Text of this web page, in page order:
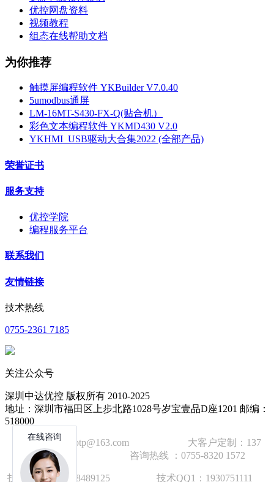
优控网盘资料
视频教程
组态在线帮助文档
为你推荐
触摸屏编程软件 YKBuilder V7.0.40
5umodbus通屏
LM-16MT-S430-FX-Q(贴合机）
彩色文本编程软件 YKMD430 V2.0
YKHMI_USB驱动大合集2022 (全部产品)
荣誉证书
服务支持
优控学院
编程服务平台
联系我们
友情链接
技术热线
0755-2361 7185
关注公众号
深圳中达优控 版权所有 2010-2025
地址：深圳市福田区上步北路1028号岁宝壹品D座1201 邮编：
518000
技术邮箱：wzbtp@163.com 大客户定制：137
1392 2586 咨询热线 ：0755-8320 1572
技术手机：18928489125 技术QQ1：1930751111